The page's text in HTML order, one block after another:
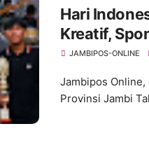
Hari
Kreatif,
Festival
JAMBIPOS-ONLINE
Jambipos
Provinsi Jambi